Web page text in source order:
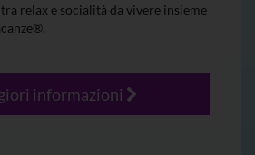
relax e socialità da vivere insieme
informazioni